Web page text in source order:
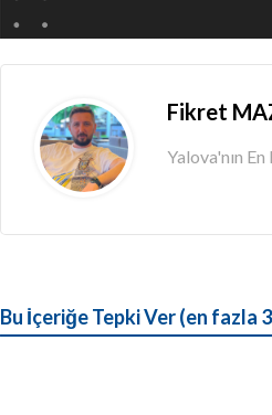
Fikret
Yalova'nın
Bu İçeriğe Tepki Ver (en fazla